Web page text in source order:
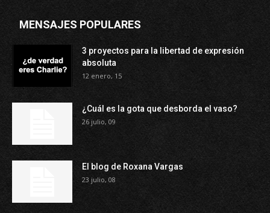
MENSAJES POPULARES
3 proyectos para la libertad de expresión
absoluta
12 enero, 15
¿Cuál es la gota que desborda el vaso?
26 julio, 09
El blog de Roxana Vargas
23 julio, 08